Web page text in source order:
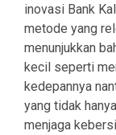
inovasi Bank
metode yang
menunjukkan
kecil seperti
kedepannya
yang tidak
menjaga